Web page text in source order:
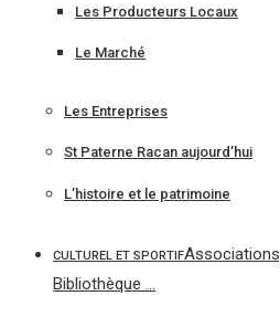
Les Producteurs Locaux
Le Marché
Les Entreprises
St Paterne Racan aujourd’hui
L’histoire et le patrimoine
CULTUREL ET SPORTIF
Bibliothèque …